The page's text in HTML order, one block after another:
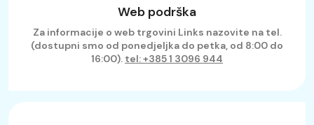
Web podrška
Za informacije o web trgovini Links nazovite na tel.
(dostupni smo od ponedjeljka do petka, od 8:00 do
16:00). tel: +385 1 3096 944